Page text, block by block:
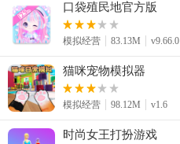
口袋殖民地官方版
模拟经营 83.13M v9.66.0
猫咪宠物模拟器
模拟经营 98.12M v1.6
时尚女王打扮游戏